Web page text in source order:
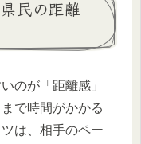
民の距離
のが「距離感」
で時間がかかる
は、相手のペー